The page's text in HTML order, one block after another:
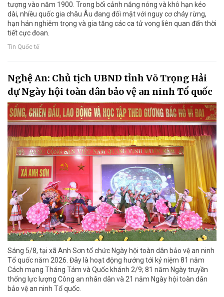
tượng vào năm 1900. Trong bối cảnh nắng nóng và khô hạn kéo
dài, nhiều quốc gia châu Âu đang đối mặt với nguy cơ cháy rừng,
hạn hán nghiêm trọng và gia tăng các ca tử vong liên quan đến thời
tiết cực đoan.
Tin Quốc tế
Nghệ An: Chủ tịch UBND tỉnh Võ Trọng Hải
dự Ngày hội toàn dân bảo vệ an ninh Tổ quốc
Sáng 5/8, tại xã Anh Sơn tổ chức Ngày hội toàn dân bảo vệ an ninh
Tổ quốc năm 2026. Đây là hoạt động hướng tới kỷ niệm 81 năm
Cách mạng Tháng Tám và Quốc khánh 2/9; 81 năm Ngày truyền
thống lực lượng Công an nhân dân và 21 năm Ngày hội toàn dân
bảo vệ an ninh Tổ quốc.